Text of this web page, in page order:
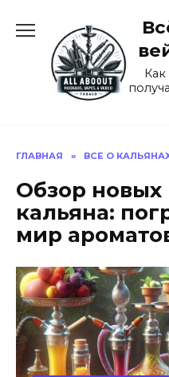
содержанию
ГЛАВНАЯ » ВСЕ О
Обзор новых
кальяна:
мир